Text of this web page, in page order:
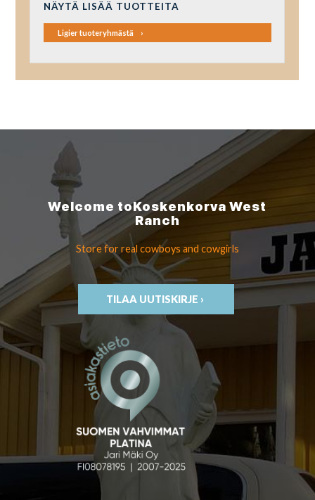
NÄYTÄ LISÄÄ TUOTTEITA
Ligier tuoteryhmästä
Welcome toKoskenkorvaWest
Ranch
Store for real cowboys and cowgirls
TILAA UUTISKIRJE ›